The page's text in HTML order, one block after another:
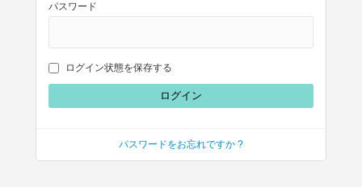
パスワード
ログイン状態を保存する
パスワードをお忘れですか ?